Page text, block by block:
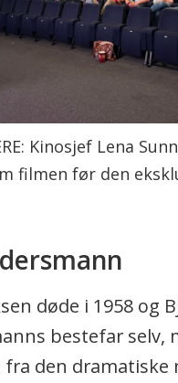
Kinosjef Lena
filmen før den
døde i 1958 og
bestefar selv,
fra den dramatiske